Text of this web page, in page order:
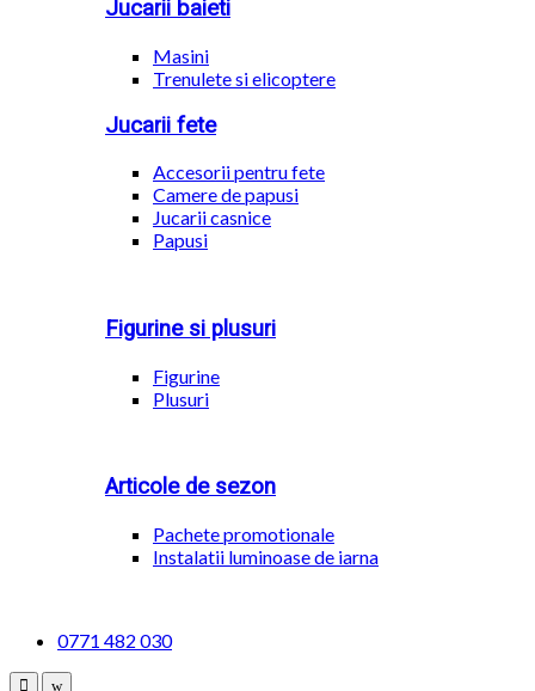
Jucarii baieti
Masini
Trenulete si elicoptere
Jucarii fete
Accesorii pentru fete
Camere de papusi
Jucarii casnice
Papusi
Figurine si plusuri
Figurine
Plusuri
Articole de sezon
Pachete promotionale
Instalatii luminoase de iarna
0771 482 030